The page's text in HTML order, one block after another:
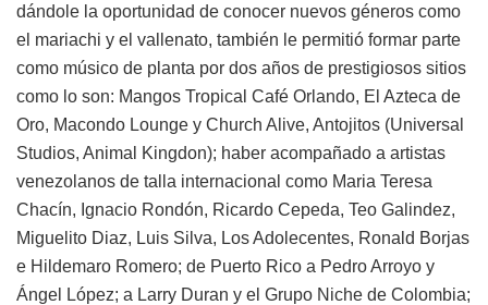
dándole la oportunidad de conocer nuevos géneros como
el mariachi y el vallenato, también le permitió formar parte
como músico de planta por dos años de prestigiosos sitios
como lo son: Mangos Tropical Café Orlando, El Azteca de
Oro, Macondo Lounge y Church Alive, Antojitos (Universal
Studios, Animal Kingdon); haber acompañado a artistas
venezolanos de talla internacional como Maria Teresa
Chacín, Ignacio Rondón, Ricardo Cepeda, Teo Galindez,
Miguelito Diaz, Luis Silva, Los Adolecentes, Ronald Borjas
e Hildemaro Romero; de Puerto Rico a Pedro Arroyo y
Ángel López; a Larry Duran y el Grupo Niche de Colombia;